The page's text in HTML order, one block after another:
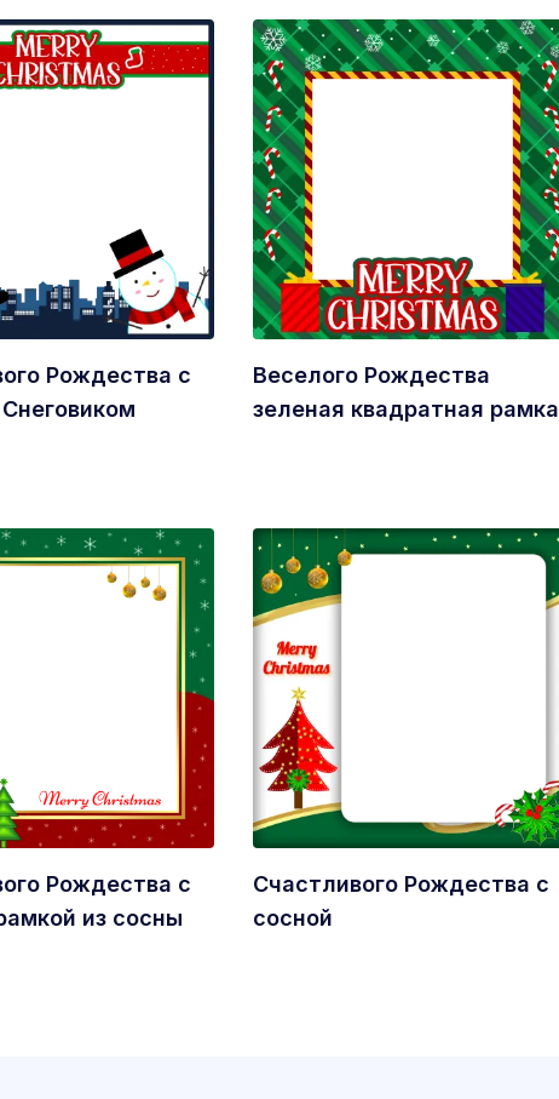
Рождества с
Веселого Рождества
зеленая квадратная рамка
Рождества с
из сосны
Счастливого Рождества с
сосной